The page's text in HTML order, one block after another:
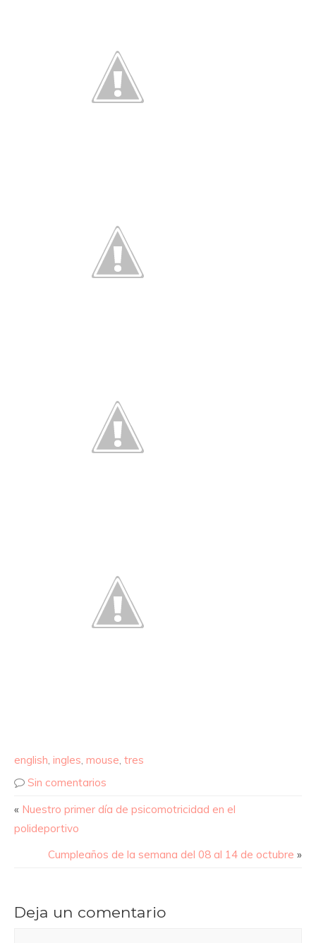
english ingles mouse tres
Sin comentarios
« Nuestro primer día de psicomotricidad en el
polideportivo
Cumpleaños de la semana del 08 al 14 de octubre »
Deja un comentario